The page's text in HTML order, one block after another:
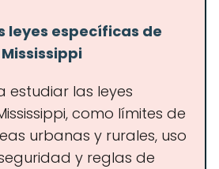
leyes específicas de
Mississippi
estudiar las leyes
como límites de
urbanas y rurales, uso
y reglas de